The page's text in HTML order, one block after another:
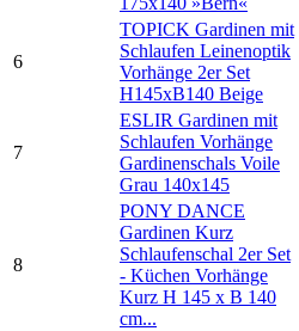
6
TOPICK Gardinen mit
Schlaufen Leinenoptik
Vorhänge 2er Set
H145xB140 Beige
7
ESLIR Gardinen mit
Schlaufen Vorhänge
Gardinenschals Voile
Grau 140x145
8
PONY DANCE
Gardinen Kurz
Schlaufenschal 2er Set
- Küchen Vorhänge
Kurz H 145 x B 140
cm...